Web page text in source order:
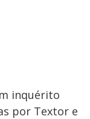
inquérito
por Textor e